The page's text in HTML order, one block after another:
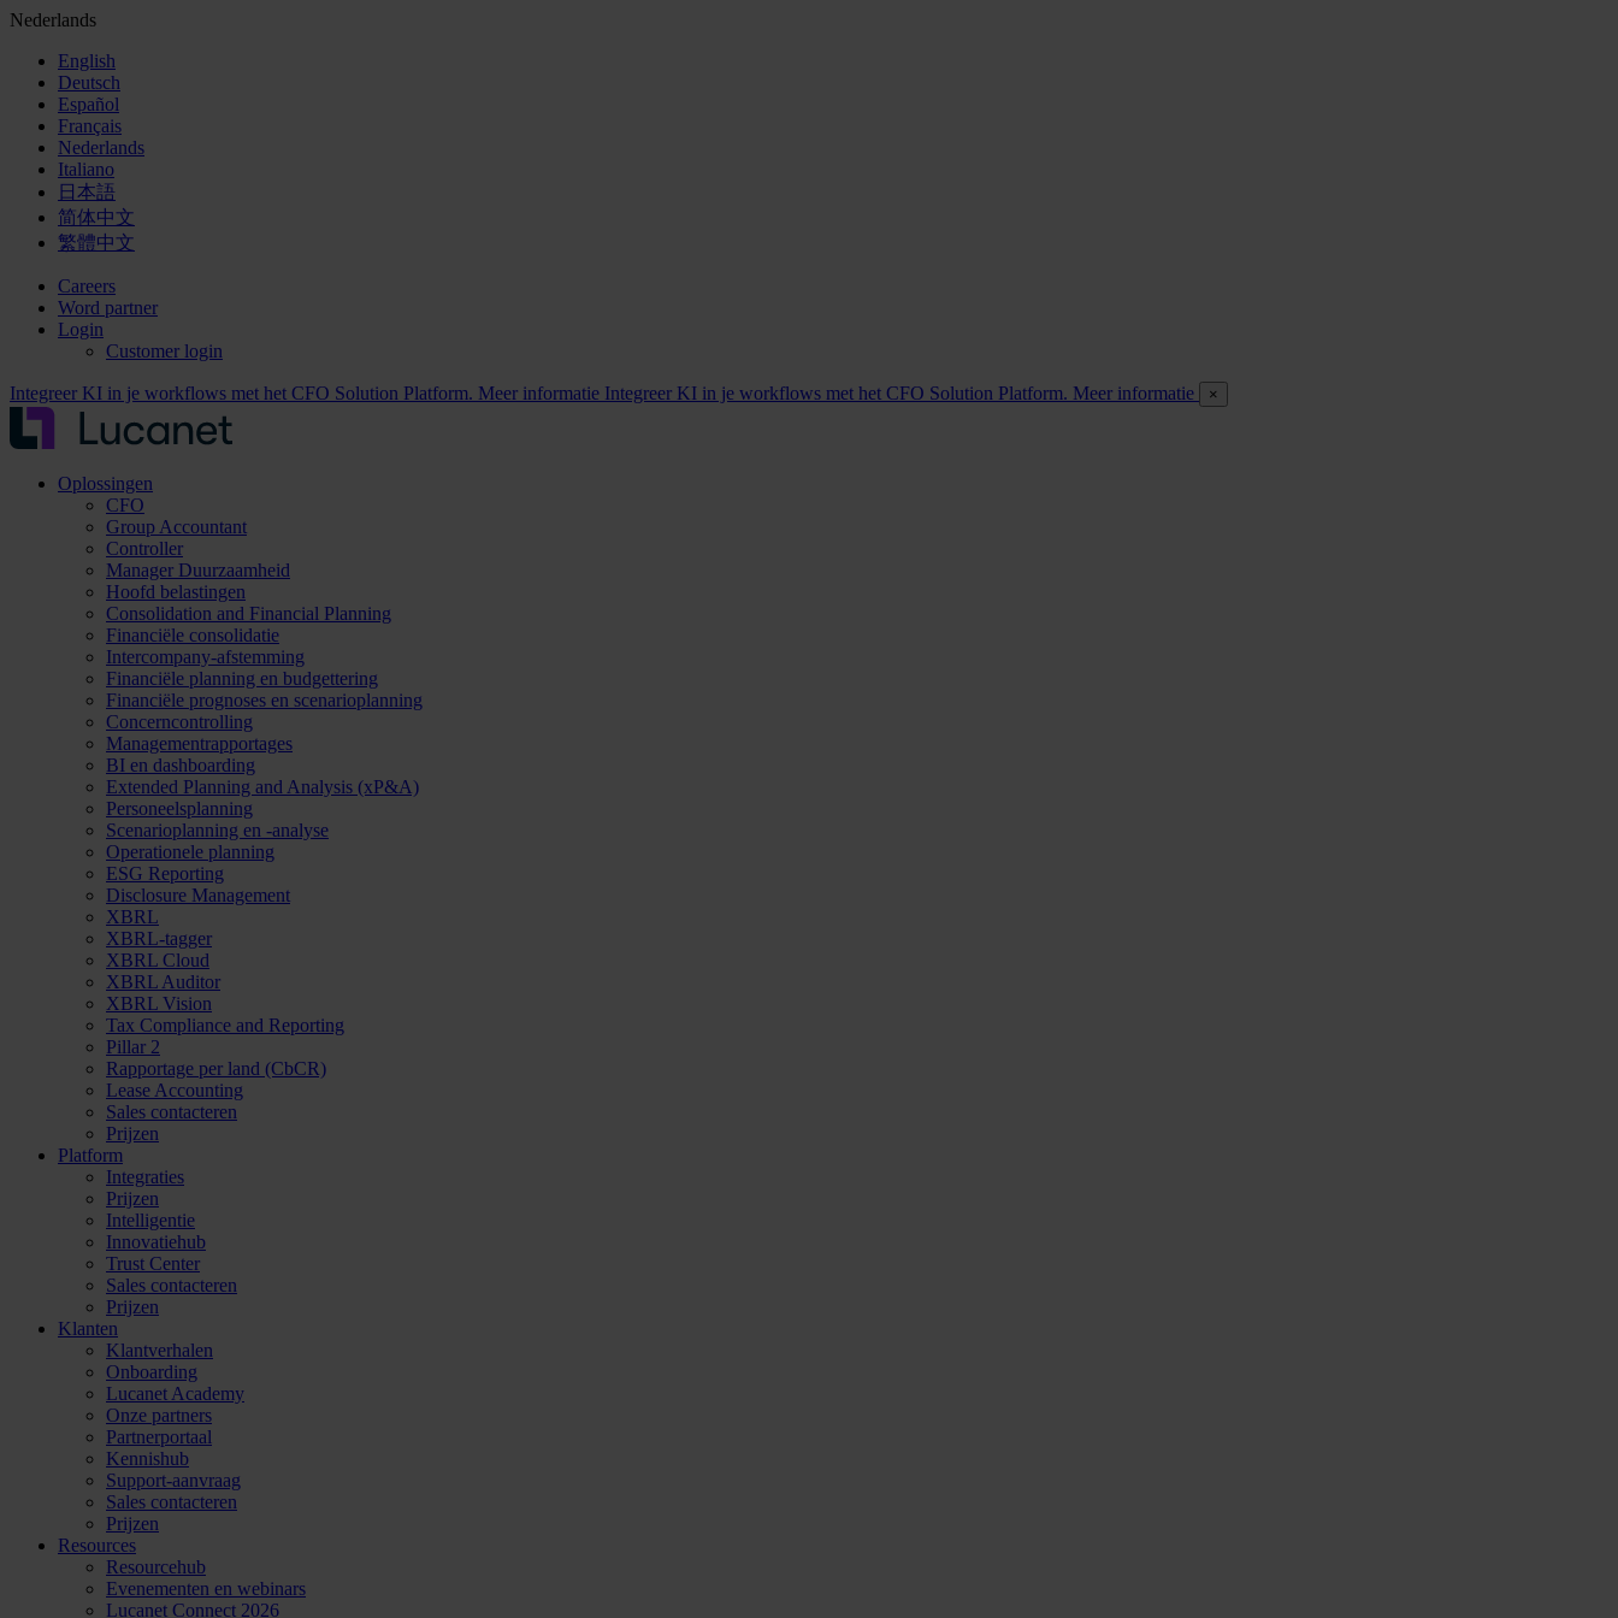
Nederlands
English
Deutsch
Español
Français
Nederlands
Italiano
日本語
简体中文
繁體中文
Careers
Word partner
Login
Customer login
Integreer KI in je workflows met het CFO Solution Platform. Meer informatie Integreer KI in je workflows met het CFO Solution Platform. Meer informatie ×
Oplossingen
CFO
Group Accountant
Controller
Manager Duurzaamheid
Hoofd belastingen
Consolidation and Financial Planning
Financiële consolidatie
Intercompany-afstemming
Financiële planning en budgettering
Financiële prognoses en scenarioplanning
Concerncontrolling
Managementrapportages
BI en dashboarding
Extended Planning and Analysis (xP&A)
Personeelsplanning
Scenarioplanning en -analyse
Operationele planning
ESG Reporting
Disclosure Management
XBRL
XBRL-tagger
XBRL Cloud
XBRL Auditor
XBRL Vision
Tax Compliance and Reporting
Pillar 2
Rapportage per land (CbCR)
Lease Accounting
Sales contacteren
Prijzen
Platform
Integraties
Prijzen
Intelligentie
Innovatiehub
Trust Center
Sales contacteren
Prijzen
Klanten
Klantverhalen
Onboarding
Lucanet Academy
Onze partners
Partnerportaal
Kennishub
Support-aanvraag
Sales contacteren
Prijzen
Resources
Resourcehub
Evenementen en webinars
Lucanet Connect 2026